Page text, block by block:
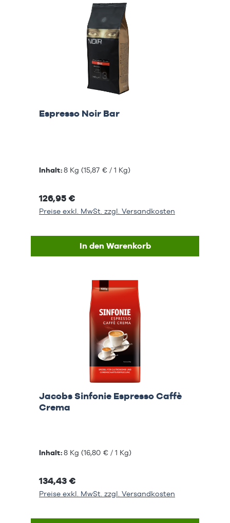
Espresso Noir Bar
Inhalt:8 Kg (15,87 € / 1 Kg)
126,95 €
Preise exkl. MwSt. zzgl. Versandkosten
In den Warenkorb
Jacobs Sinfonie Espresso Caffè
Crema
Inhalt:8 Kg (16,80 € / 1 Kg)
134,43 €
Preise exkl. MwSt. zzgl. Versandkosten